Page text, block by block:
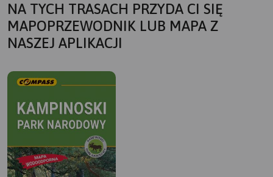
NA TYCH TRASACH PRZYDA CI SIĘ
MAPOPRZEWODNIK LUB MAPA Z
NASZEJ APLIKACJI